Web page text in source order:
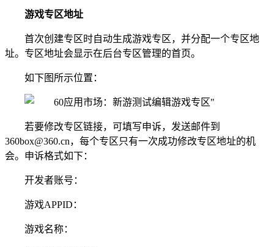
游戏专区地址
首次创建专区时自动生成游戏专区，并分配一个专区地
址。专区地址会显示在后台专区管理的首页。
如下图所示位置：
若要修改专区链接，可填写申诉，发送邮件到
360box@360.cn，每个专区只有一次成功修改专区地址的机
会。申诉格式如下：
开发者账号：
游戏APPID：
游戏名称：